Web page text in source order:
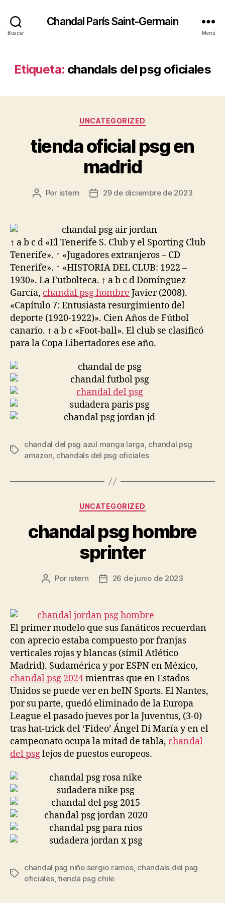
Buscar
Chandal París Saint-Germain
Menú
Etiqueta: chandals del psg oficiales
Categorías
UNCATEGORIZED
tienda oficial psg en
madrid
Autor
entrada
Por istern
Fecha
entrada
29 de diciembre de 2023
↑ a b c d «El Tenerife S. Club y el Sporting Club
Tenerife». ↑ «Jugadores extranjeros – CD
Tenerife». ↑ «HISTORIA DEL CLUB: 1922 –
1930». La Futbolteca. ↑ a b c d Domínguez
García, chandal psg hombre Javier (2008).
«Capítulo 7: Entusiasta resurgimiento del
deporte (1920-1922)». Cien Años de Fútbol
canario. ↑ a b c «Foot-ball». El club se clasificó
para la Copa Libertadores ese año.
Etiquetas
chandal del psg azul manga larga, chandal psg
amazon, chandals del psg oficiales
Categorías
UNCATEGORIZED
chandal psg hombre
sprinter
Autor
entrada
Por istern
Fecha
entrada
26 de junio de 2023
El primer modelo que sus fanáticos recuerdan
con aprecio estaba compuesto por franjas
verticales rojas y blancas (símil Atlético
Madrid). Sudamérica y por ESPN en México,
chandal psg 2024mientras que en Estados
Unidos se puede ver en beIN Sports. El Nantes,
por su parte, quedó eliminado de la Europa
League el pasado jueves por la Juventus, (3-0)
tras hat-trick del ‘Fideo’ Ángel Di María y en el
campeonato ocupa la mitad de tabla, chandal
del psglejos de puestos europeos.
Etiquetas
chandal psg niño sergio ramos, chandals del psg
oficiales,tienda psg chile